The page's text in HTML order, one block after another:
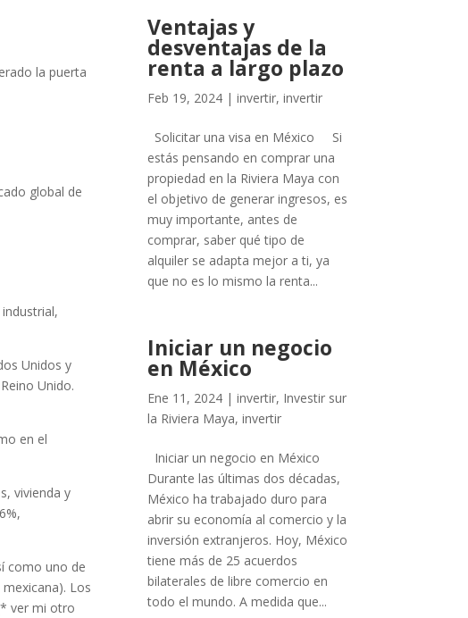
la puerta
global de
Unidos y
Unido.
en el
vivienda y
como uno de
Los
ver mi otro
Ventajas y
desventajas de la
renta a largo plazo
Feb 19, 2024 |invertir,invertir
Solicitar una visa en México Si
estás pensando en comprar una
propiedad en la Riviera Maya con
el objetivo de generar ingresos, es
muy importante, antes de
comprar, saber qué tipo de
alquiler se adapta mejor a ti, ya
que no es lo mismo la renta...
Iniciar un negocio
en México
Ene 11, 2024 |invertir, Investir sur
la Riviera Maya,invertir
Iniciar un negocio en México
Durante las últimas dos décadas,
México ha trabajado duro para
abrir su economía al comercio y la
inversión extranjeros. Hoy, México
tiene más de 25 acuerdos
bilaterales de libre comercio en
todo el mundo. A medida que...